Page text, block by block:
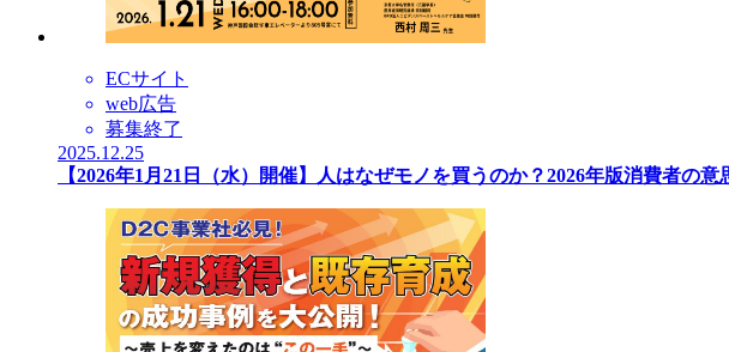
ECサイト
web広告
募集終了
2025.12.25
【2026年1月21日（水）開催】人はなぜモノを買うのか？2026年版消費者の